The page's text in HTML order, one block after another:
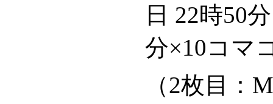
日 22時50
分×10コマ
（2枚目：